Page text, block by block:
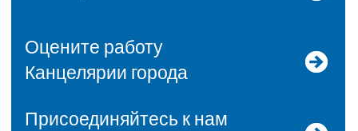
Оцените работу
Канцелярии города
Присоединяйтесь к нам